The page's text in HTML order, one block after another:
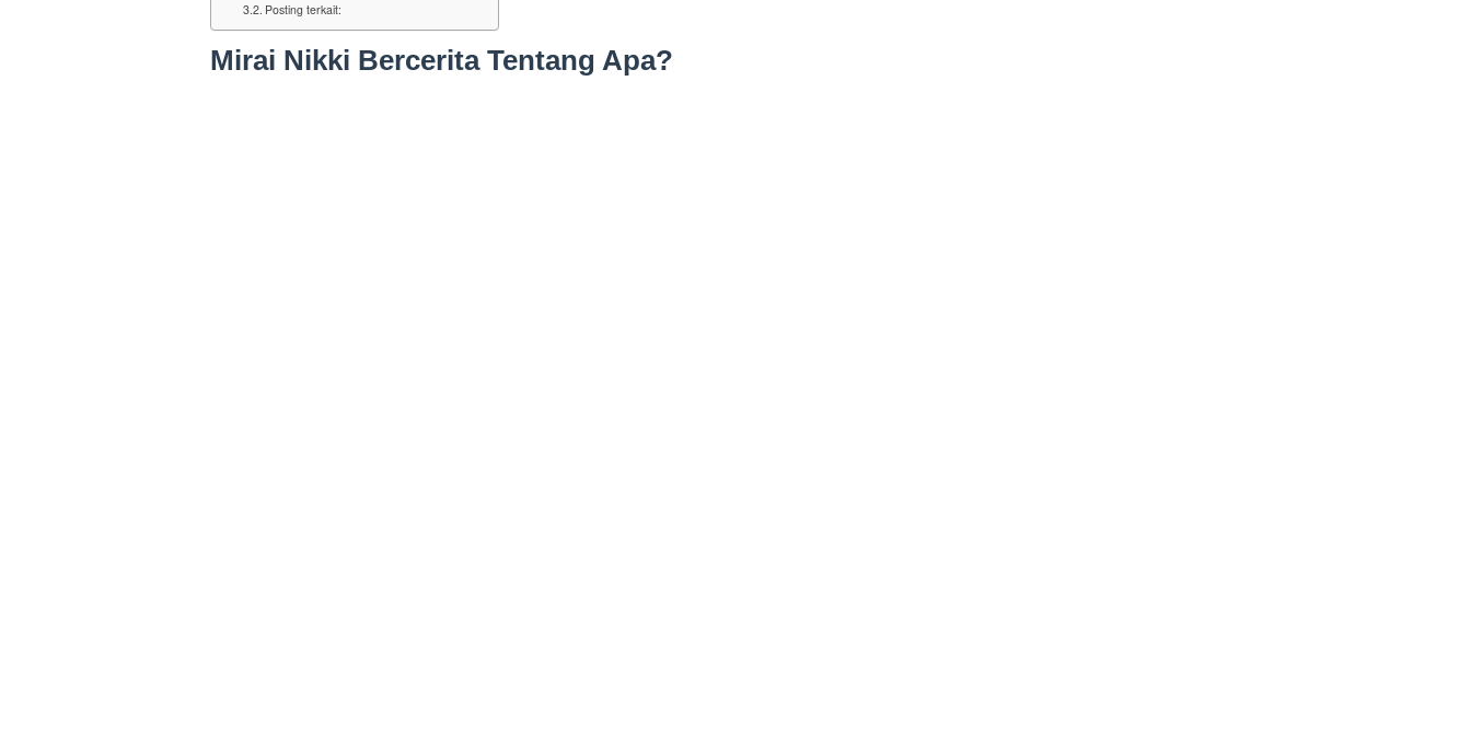
Posting terkait:
Mirai Nikki Bercerita Tentang Apa?